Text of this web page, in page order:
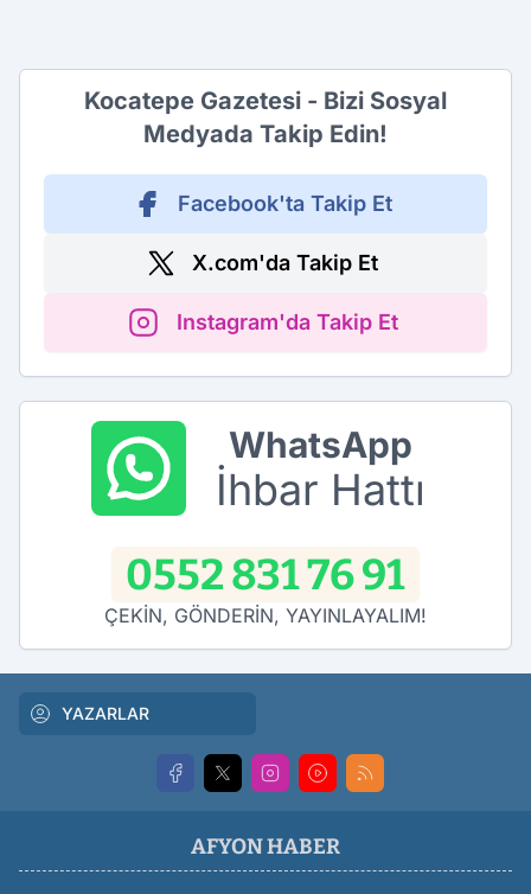
Kocatepe Gazetesi - Bizi Sosyal
Medyada Takip Edin!
Facebook'ta Takip Et
X.com'da Takip Et
Instagram'da Takip Et
WhatsApp
İhbar Hattı
0552 831 76 91
ÇEKİN, GÖNDERİN, YAYINLAYALIM!
YAZARLAR
AFYON HABER